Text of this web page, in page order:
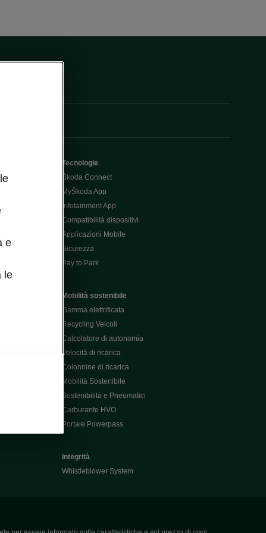
Tecnologie
Škoda Connect
MyŠkoda App
Infotainment App
Compatibilità dispositivi
Applicazioni Mobile
Sicurezza
Pay to Park
Mobilità sostenibile
Gamma elettrificata
Recycling Veicoli
Calcolatore di autonomia
Velocità di ricarica
Colonnine di ricarica
Mobilità Sostenibile
Sostenibilità e Pneumatici
Carburante HVO
Portale Powerpass
Integrità
Whistleblower System
e
le